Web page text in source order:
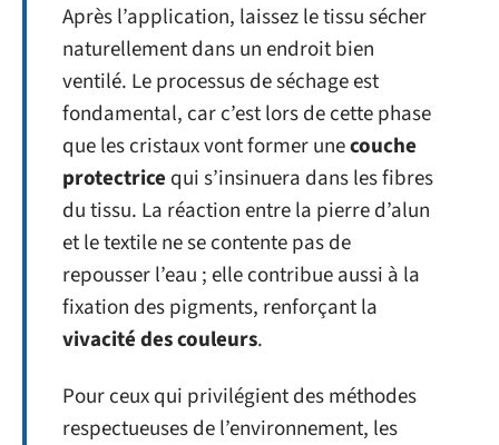
Après l’application, laissez le tissu sécher
naturellement dans un endroit bien
ventilé. Le processus de séchage est
fondamental, car c’est lors de cette phase
que les cristaux vont former unecouche
protectrice qui s’insinuera dans les fibres
du tissu. La réaction entre la pierre d’alun
et le textile ne se contente pas de
repousser l’eau ; elle contribue aussi à la
fixation des pigments, renforçant la
vivacité des couleurs.
Pour ceux qui privilégient des méthodes
respectueuses de l’environnement, les